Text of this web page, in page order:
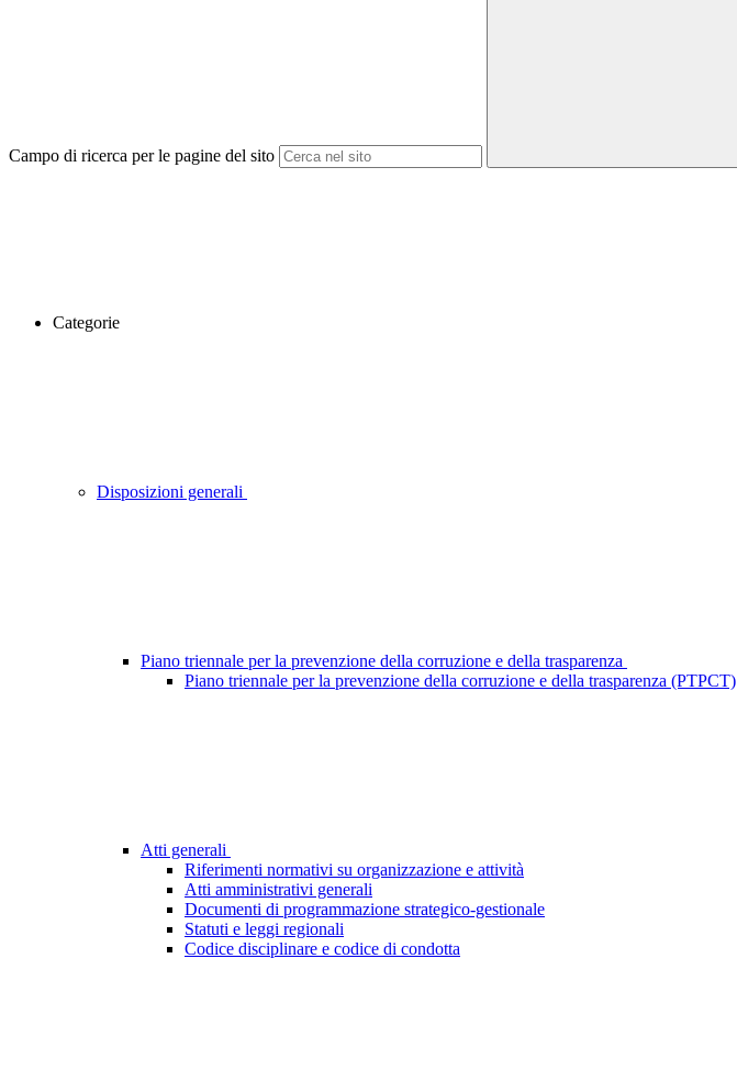
Campo di ricerca per le pagine del sito
Categorie
Disposizioni generali
Piano triennale per la prevenzione della corruzione e della trasparenza
Piano triennale per la prevenzione della corruzione e della trasparenza (PTPCT)
Atti generali
Riferimenti normativi su organizzazione e attività
Atti amministrativi generali
Documenti di programmazione strategico-gestionale
Statuti e leggi regionali
Codice disciplinare e codice di condotta